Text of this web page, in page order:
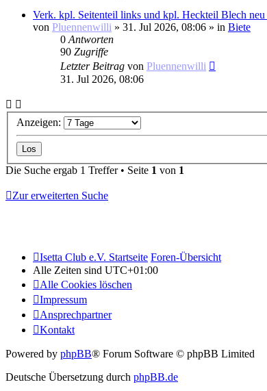
Verk. kpl. Seitenteil links und kpl. Heckteil Blech neu
von Pluennenwilli » 31. Jul 2026, 08:06 » in Biete
0 Antworten
90 Zugriffe
Letzter Beitrag von Pluennenwilli
31. Jul 2026, 08:06
Anzeigen:
Die Suche ergab 1 Treffer • Seite 1 von 1
Zur erweiterten Suche
Isetta Club e.V. Startseite Foren-Übersicht
Alle Zeiten sind UTC+01:00
Alle Cookies löschen
Impressum
Ansprechpartner
Kontakt
Powered by phpBB® Forum Software © phpBB Limited
Deutsche Übersetzung durch phpBB.de